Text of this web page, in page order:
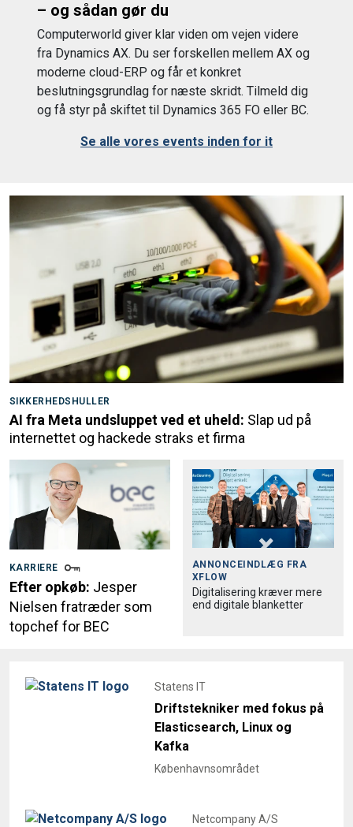
– og sådan gør du
Computerworld giver klar viden om vejen videre
fra Dynamics AX. Du ser forskellen mellem AX og
moderne cloud-ERP og får et konkret
beslutningsgrundlag for næste skridt. Tilmeld dig
og få styr på skiftet til Dynamics 365 FO eller BC.
Se alle vores events inden for it
SIKKERHEDSHULLER
AI fra Meta undsluppet ved et uheld: Slap ud på
internettet og hackede straks et firma
KARRIERE
Efter opkøb: Jesper
Nielsen fratræder som
topchef for BEC
ANNONCEINDLÆG FRA
XFLOW
Digitalisering kræver mere
end digitale blanketter
Statens IT
Driftstekniker med fokus på
Elasticsearch, Linux og
Kafka
Københavnsområdet
Netcompany A/S